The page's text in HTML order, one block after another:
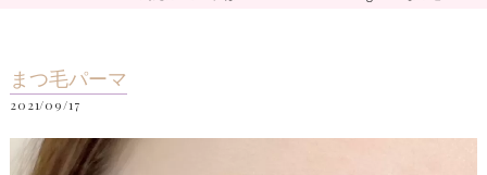
まつ毛パーマ
2021/09/17